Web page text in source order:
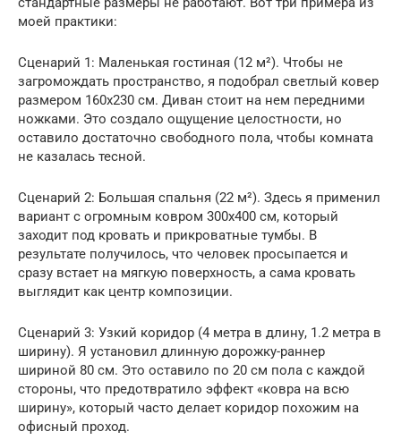
моей практики:
Сценарий 1: Маленькая гостиная (12 м²). Чтобы не
загромождать пространство, я подобрал светлый ковер
размером 160х230 см. Диван стоит на нем передними
ножками. Это создало ощущение целостности, но
оставило достаточно свободного пола, чтобы комната
не казалась тесной.
Сценарий 2: Большая спальня (22 м²). Здесь я применил
вариант с огромным ковром 300х400 см, который
заходит под кровать и прикроватные тумбы. В
результате получилось, что человек просыпается и
сразу встает на мягкую поверхность, а сама кровать
выглядит как центр композиции.
Сценарий 3: Узкий коридор (4 метра в длину, 1.2 метра в
ширину). Я установил длинную дорожку-раннер
шириной 80 см. Это оставило по 20 см пола с каждой
стороны, что предотвратило эффект «ковра на всю
ширину», который часто делает коридор похожим на
офисный проход.